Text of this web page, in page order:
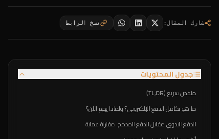
شارك المقال: نسخ الرابط
جدول المحتويات
ملخص سريع (TL;DR)
ما هو تكامل الدفع الإلكتروني؟ ولماذا يهم الآن؟
الدفع اليدوي مقابل الدفع المدمج: مقارنة عملية